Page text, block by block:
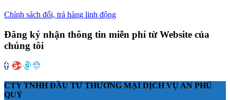
Chính sách đổi, trả hàng linh động
Đăng ký nhận thông tin miễn phí từ Website của
chúng tôi
CTY TNHH ĐẦU TƯ THƯƠNG MẠI DỊCH VỤ AN PHÚ
QUÝ